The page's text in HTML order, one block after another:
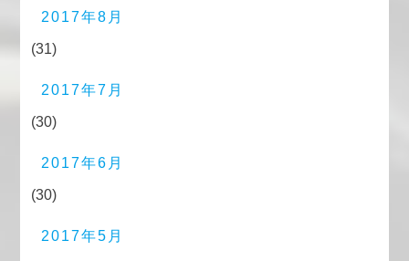
2017年8月
(31)
2017年7月
(30)
2017年6月
(30)
2017年5月